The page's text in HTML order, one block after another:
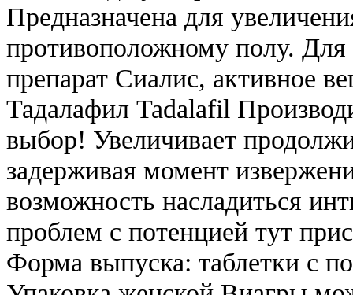
Предназначена для
противоположному полу. Для
препарат Сиалис, активное
Тадалафил Tadalafil
выбор! Увеличивает
задерживая момент
возможность насладиться
проблем с потенцией тут
Форма выпуска: таблетки с